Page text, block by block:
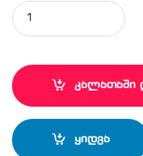
MT-24N1DO-C quantity
კალათაში
ყიდვა